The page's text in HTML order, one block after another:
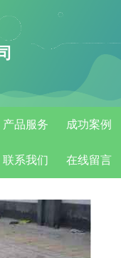
产品服务 成功案例
联系我们 在线留言